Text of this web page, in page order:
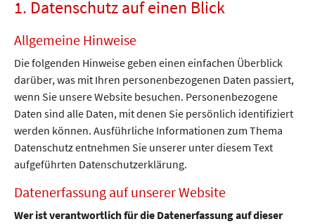
Begleitservice
und
Lagerlogistik
1. Datenschutz auf einen Blick
Allgemeine Hinweise
Die folgenden Hinweise geben einen einfachen Überblick
darüber, was mit Ihren personenbezogenen Daten passiert,
wenn Sie unsere Website besuchen. Personenbezogene
Daten sind alle Daten, mit denen Sie persönlich identifiziert
werden können. Ausführliche Informationen zum Thema
Datenschutz entnehmen Sie unserer unter diesem Text
aufgeführten Datenschutzerklärung.
Datenerfassung auf unserer Website
Wer ist verantwortlich für die Datenerfassung auf dieser